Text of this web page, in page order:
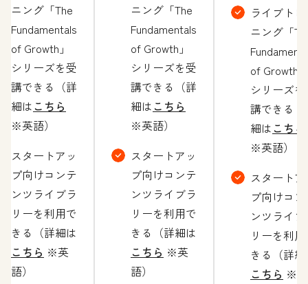
ニング「The
Fundamentals
of Growth」
シリーズを受
講できる（詳
細は こちら
※英語）
スタートアッ
プ向けコンテ
ンツライブラ
リーを利用で
きる（詳細は
こちら ※英
語）
ニング「The
Fundamentals
of Growth」
シリーズを受
講できる（詳
細は こちら
※英語）
スタートアッ
プ向けコンテ
ンツライブラ
リーを利用で
きる（詳細は
こちら ※英
語）
ライブト
ニング「
of Growth
シリーズ
講できる
細は こちら
※英語）
スタート
プ向けコ
ンツライ
リーを利
きる（詳
こちら ※英